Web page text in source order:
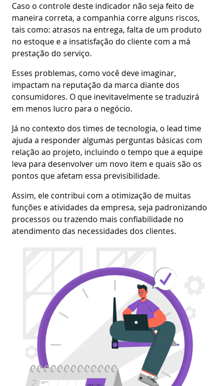
Caso o controle deste indicador não seja feito de
maneira correta, a companhia corre alguns riscos,
tais como: atrasos na entrega, falta de um produto
no estoque e a insatisfação do cliente com a má
prestação do serviço.
Esses problemas, como você deve imaginar,
impactam na reputação da marca diante dos
consumidores. O que inevitavelmente se traduzirá
em menos lucro para o negócio.
Já no contexto dos times de tecnologia, o lead time
ajuda a responder algumas perguntas básicas com
relação ao projeto, incluindo o tempo que a equipe
leva para desenvolver um novo item e quais são os
pontos que afetam essa previsibilidade.
Assim, ele contribui com a otimização de muitas
funções e atividades da empresa, seja padronizando
processos ou trazendo mais confiabilidade no
atendimento das necessidades dos clientes.